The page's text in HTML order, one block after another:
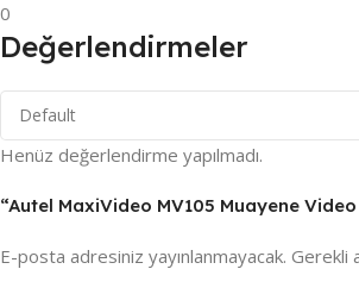
0
Değerlendirmeler
Henüz değerlendirme yapılmadı.
“Autel MaxiVideo MV105 Muayene
E-posta adresiniz yayınlanmayacak. Gerekli